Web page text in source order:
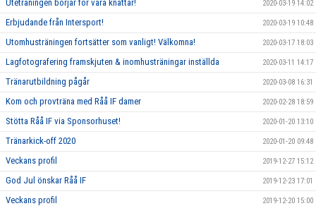
Uteträningen börjar för våra knattar! 2020-03-19 14:02
Erbjudande från Intersport! 2020-03-19 10:48
Utomhusträningen fortsätter som vanligt! Välkomna! 2020-03-17 18:03
Lagfotografering framskjuten & inomhusträningar inställda 2020-03-11 14:17
Tränarutbildning pågår 2020-03-08 16:31
Kom och provträna med Råå IF damer 2020-02-28 18:59
Stötta Råå IF via Sponsorhuset! 2020-01-20 13:10
Tränarkick-off 2020 2020-01-20 09:48
Veckans profil 2019-12-27 15:12
God Jul önskar Råå IF 2019-12-23 17:01
Veckans profil 2019-12-20 15:00